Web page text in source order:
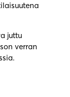
juttu
verran